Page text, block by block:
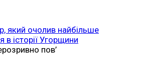
який очолив найбільше
в історії Угорщини
пов’